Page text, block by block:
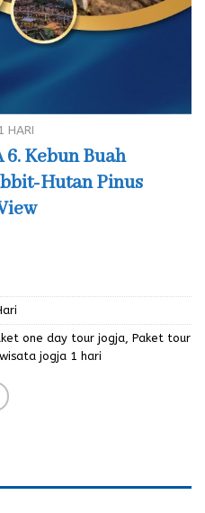
HARI
6. Kebun Buah
Hutan Pinus
one day tour jogja, Paket tour
jogja 1 hari